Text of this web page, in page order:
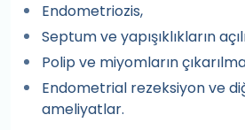
Endometriozis,
Septum ve yapışıklıkların
Polip ve miyomların
Endometrial rezeksiyon ve
ameliyatlar.